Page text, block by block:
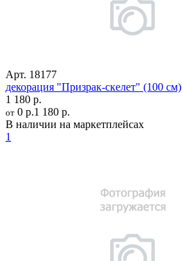
Арт. 18177
декорация "Призрак-скелет" (100 см)
1 180 р.
от 0 р.1 180 р.
В наличии на маркетплейсах
1